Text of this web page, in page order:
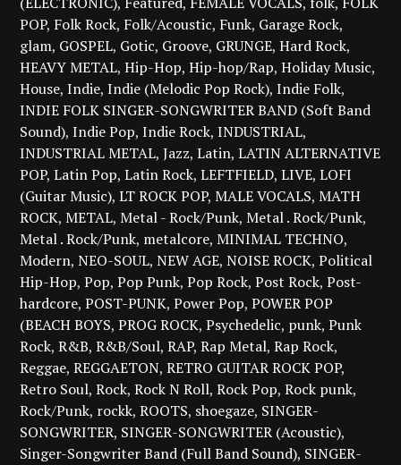
POP Folk Rock Folk/Acoustic Funk Garage Rock
glam GOSPEL Gotic Groove GRUNGE Hard Rock
HEAVY METAL Hip-Hop Hip-hop/Rap Holiday Music
House Indie Indie (Melodic Pop Rock) Indie Folk
INDIE FOLK SINGER-SONGWRITER BAND (Soft Band
Sound) Indie Pop Indie Rock INDUSTRIAL
INDUSTRIAL METAL Jazz Latin LATIN ALTERNATIVE
POP Latin Pop Latin Rock LEFTFIELD LIVE LOFI
(Guitar Music) LT ROCK POP MALE VOCALS MATH
ROCK METAL Metal - Rock/Punk Metal . Rock/Punk
Metal . Rock/Punk metalcore MINIMAL TECHNO
Modern NEO-SOUL NEW AGE NOISE ROCK Political
Hip-Hop Pop Pop Punk Pop Rock Post Rock Post-
hardcore POST-PUNK Power Pop POWER POP
(BEACH BOYS PROG ROCK Psychedelic punk Punk
Rock R&B R&B/Soul RAP Rap Metal Rap Rock
Reggae REGGAETON RETRO GUITAR ROCK POP
Retro Soul Rock Rock N Roll Rock Pop Rock punk
Rock/Punk rockk ROOTS shoegaze SINGER-
SONGWRITER SINGER-SONGWRITER (Acoustic)
Singer-Songwriter Band (Full Band Sound) SINGER-